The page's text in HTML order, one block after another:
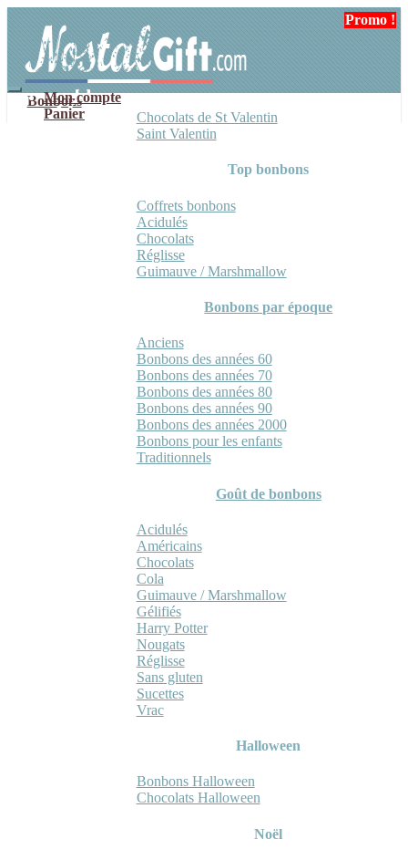
navigation
contenu
Mon compte
Panier
Bonbons
Chocolats de St Valentin
Saint Valentin
Top bonbons
Coffrets bonbons
Acidulés
Chocolats
Réglisse
Guimauve / Marshmallow
Bonbons par époque
Anciens
Bonbons des années 60
Bonbons des années 70
Bonbons des années 80
Bonbons des années 90
Bonbons des années 2000
Bonbons pour les enfants
Traditionnels
Goût de bonbons
Acidulés
Américains
Chocolats
Cola
Guimauve / Marshmallow
Gélifiés
Harry Potter
Nougats
Réglisse
Sans gluten
Sucettes
Vrac
Halloween
Bonbons Halloween
Chocolats Halloween
Noël
Promo !
Promo !
Promo !
Promo !